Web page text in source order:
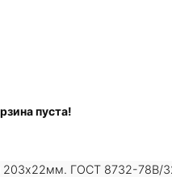
пуста!
203х22мм. ГОСТ 8732-78В/